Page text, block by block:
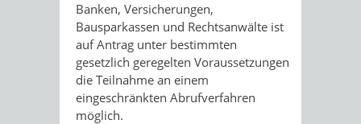
Banken, Versicherungen,
Bausparkassen und Rechtsanwälte ist
auf Antrag unter bestimmten
gesetzlich geregelten Voraussetzungen
die Teilnahme an einem
eingeschränkten Abrufverfahren
möglich.